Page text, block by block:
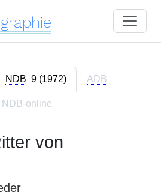
NDB 9 (1972) ADB
NDB-online
von